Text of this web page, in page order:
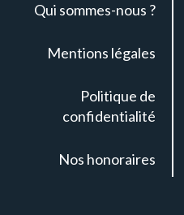
Qui sommes-nous ?
Mentions légales
Politique de
confidentialité
Nos honoraires